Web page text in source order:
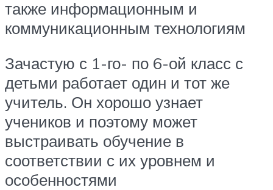
также информационным и
коммуникационным технологиям
Зачастую с 1-го- по 6-ой класс с
детьми работает один и тот же
учитель. Он хорошо узнает
учеников и поэтому может
выстраивать обучение в
соответствии с их уровнем и
особенностями